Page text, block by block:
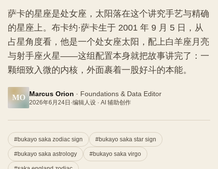
萨卡的星座是处女座，太阳落在这个讲究手艺与精确
的星座上。布卡约·萨卡生于 2001 年 9 月 5 日，从
占星角度看，他是一个处女座太阳，配上白羊座月亮
与射手座火星——这组配置本身就把故事讲完了：一
颗细致入微的内核，外面裹着一股好斗的本能。
MO Marcus Orion · Foundations & Data Editor
2026年6月24日 ·编辑人设 · AI 辅助创作
#bukayo saka zodiac sign #bukayo saka star sign
#bukayo saka astrology #bukayo saka virgo